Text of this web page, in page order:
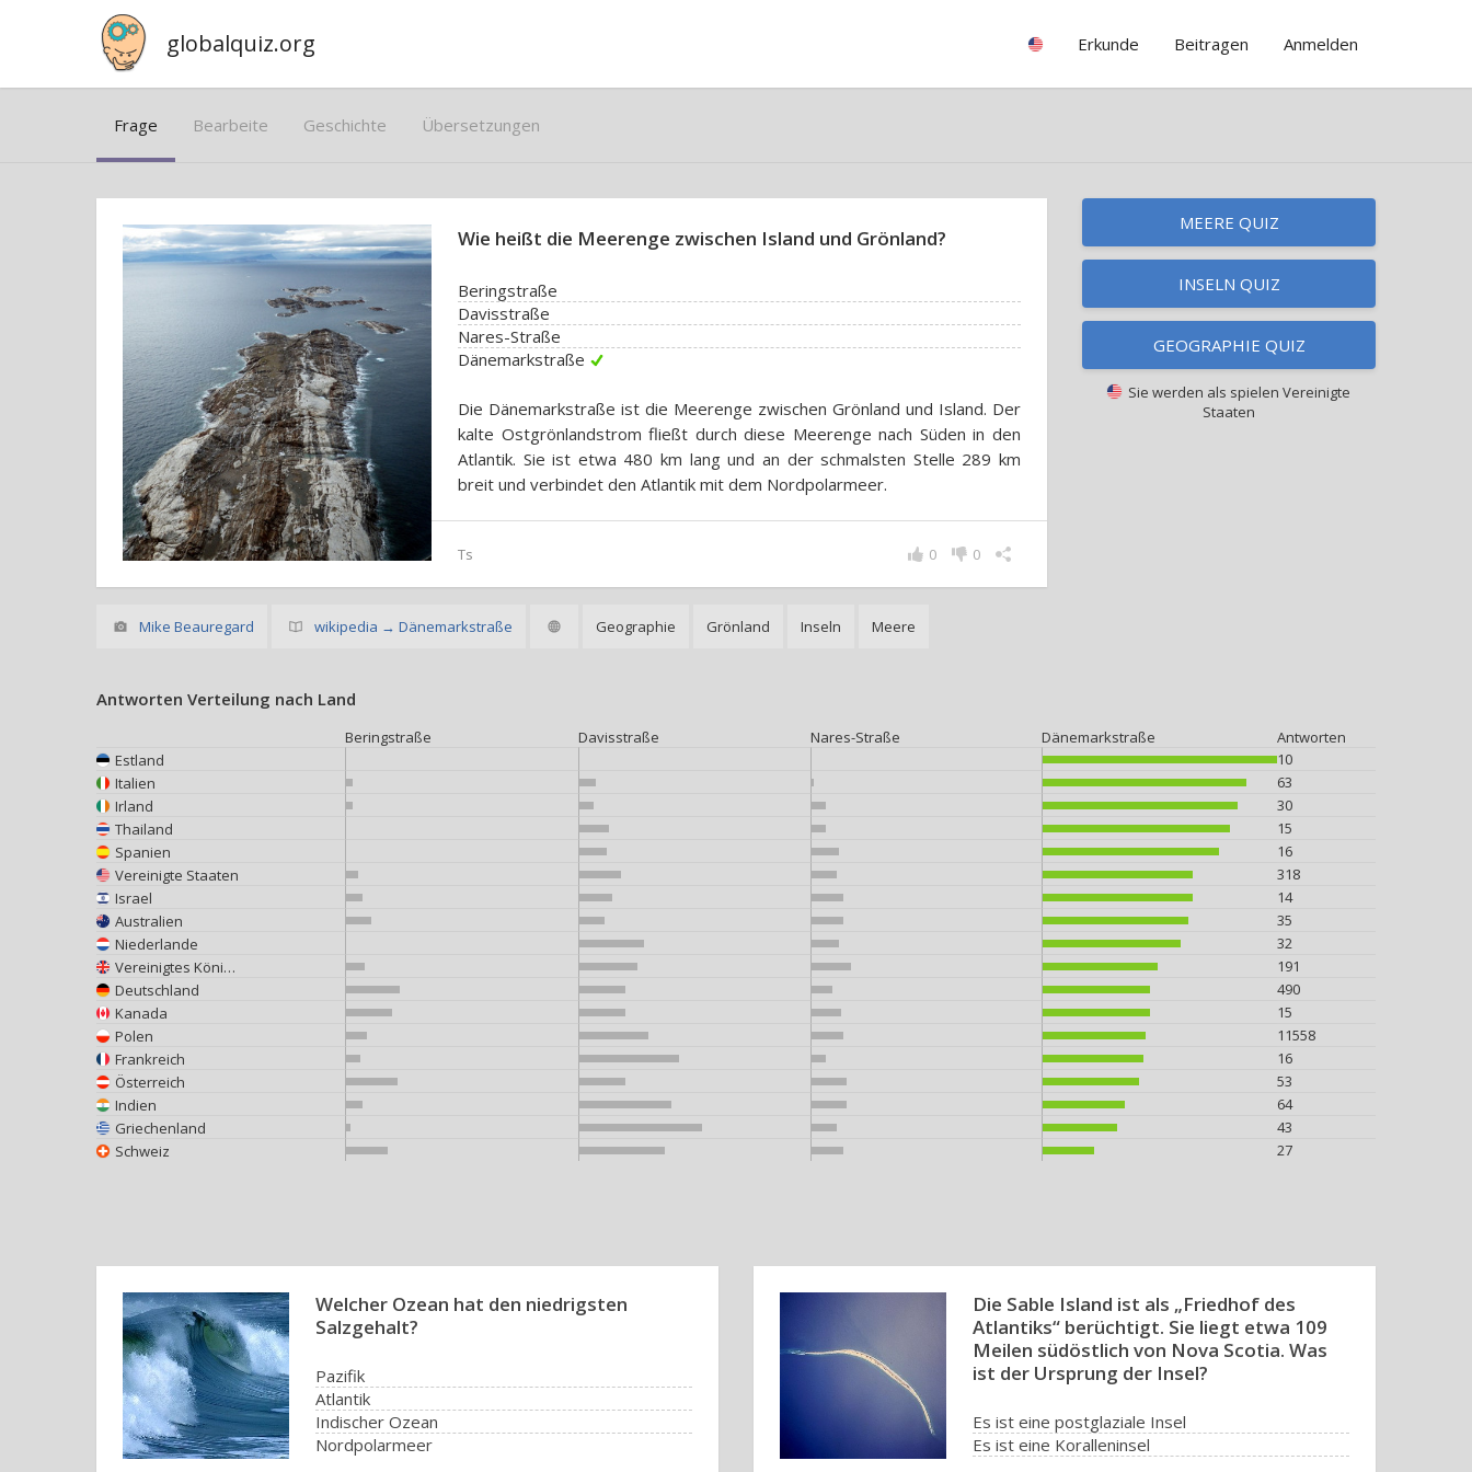
globalquiz.org Erkunde Beitragen Anmelden
Frage Bearbeite Geschichte Übersetzungen
Wie heißt die Meerenge zwischen Island und Grönland?
Beringstraße
Davisstraße
Nares-Straße
Dänemarkstraße
Die Dänemarkstraße ist die Meerenge zwischen Grönland und Island. Der
kalte Ostgrönlandstrom fließt durch diese Meerenge nach Süden in den
Atlantik. Sie ist etwa 480 km lang und an der schmalsten Stelle 289 km
breit und verbindet den Atlantik mit dem Nordpolarmeer.
Ts 0
0
Mike Beauregard wikipedia → Dänemarkstraße Geographie Grönland Inseln Meere
MEERE QUIZ
INSELN QUIZ
GEOGRAPHIE QUIZ
Sie werden als spielen Vereinigte
Staaten
Antworten Verteilung nach Land
Beringstraße Davisstraße Nares-Straße Dänemarkstraße
Antworten
Estland
10
Italien
63
Irland
30
Thailand
15
Spanien
16
Vereinigte Staaten
318
Israel
14
Australien
35
Niederlande
32
Vereinigtes Königreich
191
Deutschland
490
Kanada
15
Polen
11558
Frankreich
16
Österreich
53
Indien
64
Griechenland
43
Schweiz
27
Welcher Ozean hat den niedrigsten
Salzgehalt?
Pazifik
Atlantik
Indischer Ozean
Nordpolarmeer
Die Sable Island ist als „Friedhof des
Atlantiks“ berüchtigt. Sie liegt etwa 109
Meilen südöstlich von Nova Scotia. Was
ist der Ursprung der Insel?
Es ist eine postglaziale Insel
Es ist eine Koralleninsel